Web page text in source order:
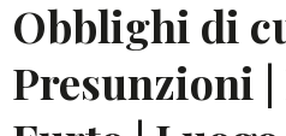
Obblighi di
Presunzioni |